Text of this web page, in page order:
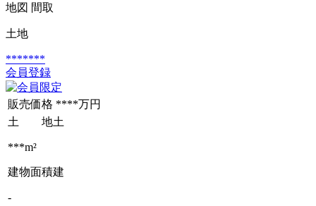
地図 間取
土地
*******
会員登録
販売価格 ****万円
土 地土
***m²
建物面積建
-